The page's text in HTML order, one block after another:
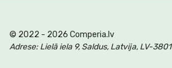
© 2022 - 2026 Comperia.lv
Adrese: Lielā iela 9, Saldus, Latvija, LV-3801